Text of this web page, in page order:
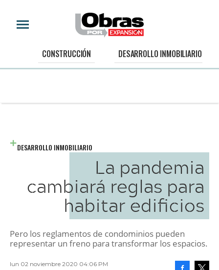
CONSTRUCCIÓN DESARROLLO INMOBILIARIO
DESARROLLO INMOBILIARIO
La pandemia
cambiará reglas para
habitar edificios
Pero los reglamentos de condominios pueden
representar un freno para transformar los espacios.
lun 02 noviembre 2020 04:06 PM